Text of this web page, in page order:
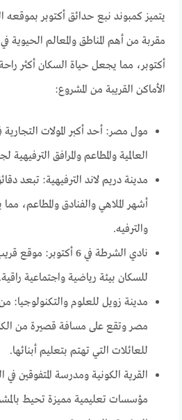
يتميز كمبوند نبع حدائق أكتوبر
أكتوبر، مما يجعل حياة السكان أكثر
الأماكن القريبة من المشروع:
مول مصر: أحد أكبر المولات
العالمية والمطاعم والمرافق الترفيهية
مدينة دريم لاند الترفيهية: تبعد
أشهر الملاهي والفنادق والمطاعم،
والترفيه.
نادي الشرطة في 6
للسكان بيئة رياضية واجتماعية راقية.
مدينة زويل للعلوم والتكنولوجيا:
مصر وتقع على مسافة قصيرة من
للعائلات التي تهتم بتعليم أبنائها.
القرية الكونية ومدرسة المتفوقين في
مؤسسات تعليمية مميزة تحيط